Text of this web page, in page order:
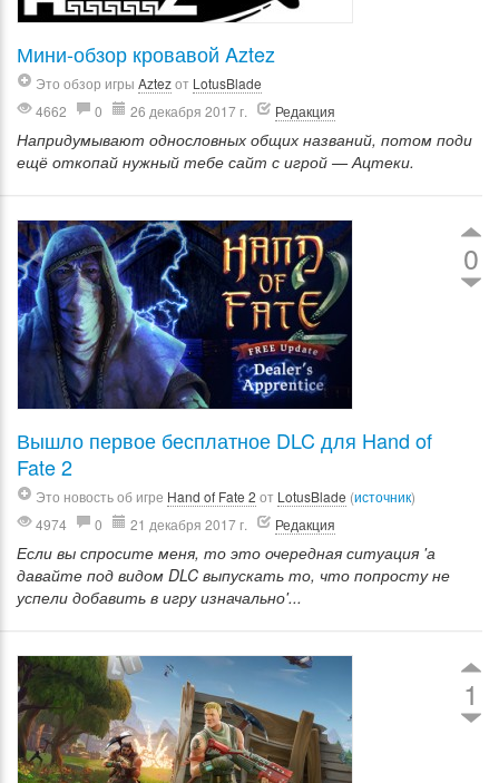
Мини-обзор кровавой Aztez
Это обзор игры Aztezот LotusBlade
4662
0 26 декабря 2017 г. Редакция
Напридумывают однословных общих названий, потом поди
ещё откопай нужный тебе сайт с игрой — Ацтеки.
0
Вышло первое бесплатное DLC для Hand of
Fate 2
Это новость об игре Hand of Fate 2 от LotusBlade (источник)
4974
0 21 декабря 2017 г. Редакция
Если вы спросите меня, то это очередная ситуация 'а
давайте под видом DLC выпускать то, что попросту не
успели добавить в игру изначально'...
1